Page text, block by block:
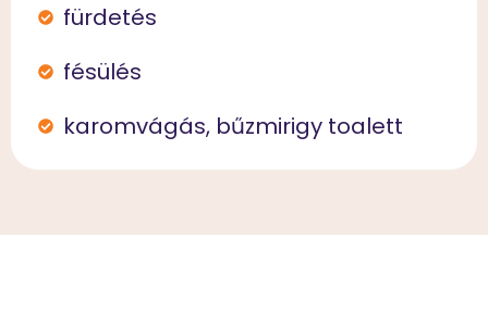
fürdetés
fésülés
karomvágás, bűzmirigy toalett